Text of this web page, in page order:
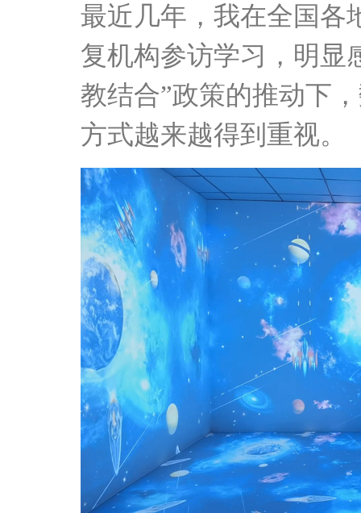
最近几年，我在全国各
复机构参访学习，明显
教结合”政策的推动下
方式越来越得到重视。